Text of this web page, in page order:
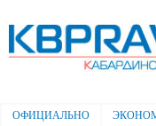
Электронная газета
Балкарская правда"
Главное меню
ОФИЦИАЛЬНО